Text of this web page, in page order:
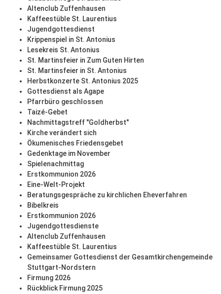
Altenclub Zuffenhausen
Kaffeestüble St. Laurentius
Jugendgottesdienst
Krippenspiel in St. Antonius
Lesekreis St. Antonius
St. Martinsfeier in Zum Guten Hirten
St. Martinsfeier in St. Antonius
Herbstkonzerte St. Antonius 2025
Gottesdienst als Agape
Pfarrbüro geschlossen
Taizé-Gebet
Nachmittagstreff "Goldherbst"
Kirche verändert sich
Ökumenisches Friedensgebet
Gedenktage im November
Spielenachmittag
Erstkommunion 2026
Eine-Welt-Projekt
Beratungsgespräche zu kirchlichen Eheverfahren
Bibelkreis
Erstkommunion 2026
Jugendgottesdienste
Altenclub Zuffenhausen
Kaffeestüble St. Laurentius
Gemeinsamer Gottesdienst der Gesamtkirchengemeinde
Stuttgart-Nordstern
Firmung 2026
Rückblick Firmung 2025